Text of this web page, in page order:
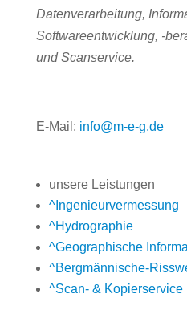
Datenverarbeitung,
Softwareentwicklung, -
und Scanservice.
E-Mail: info@m-e-g.de
unsere Leistungen
^Ingenieurvermessung
^Hydrographie
^Geographische
^Bergmännische-
^Scan- & Kopierservice